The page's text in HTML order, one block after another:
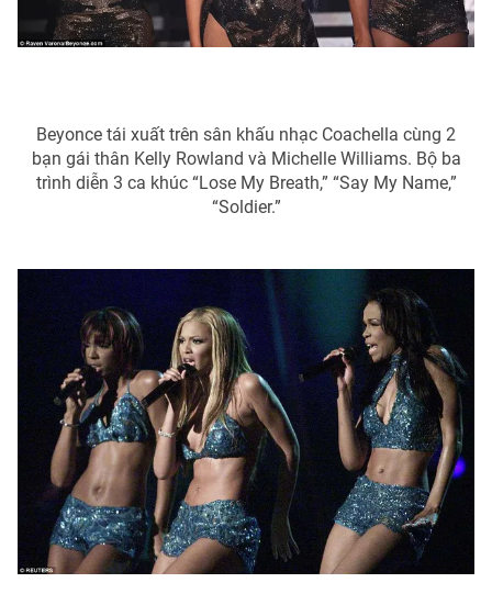
Phim VTV
Hậu trường
Khán giả
Giải sao mai
Giải trí
Sao
Du lịch
Làm đẹp
Giáo dục
Sản phẩm
Thị trường
Tư vấn
Giao lưu trực tuyến
Lịch phát sóng
Chuyên mục khác
Emagazine Podcast
Photo Infographic
Beyonce tái xuất trên sân khấu nhạc Coachella cùng 2
bạn gái thân Kelly Rowland và Michelle Williams. Bộ ba
trình diễn 3 ca khúc “Lose My Breath,” “Say My Name,”
“Soldier.”